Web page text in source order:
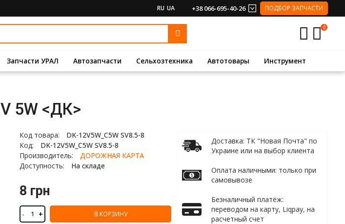
RU UA +38 066-695-40-26 ПОДБОР ЗАПЧАСТИ
0
Запчасти УРАЛ Автозапчасти Сельхозтехника Автотовары Инструмент
5W <ДК>
Код товара:
DK-12V5W_C5W SV8.5-8
Код:
DK-12V5W_C5W SV8.5-8
Производитель:
ДОРОЖНАЯ КАРТА
Доступность:
На складе
8 грн
- + В КОРЗИНУ
Доставка: ТК "Новая Почта" по
Украине или на выбор клиента
Оплата наличными: только при
самовывозе
Безналичный платёж:
переводом на карту, Liqpay, на
расчетный счет